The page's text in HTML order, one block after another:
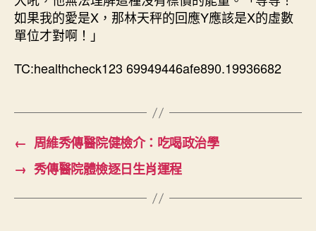
如果我的愛是X，那林天秤的回應Y應該是X的虛數
單位才對啊！」
TC:healthcheck123 69949446afe890.19936682
← 周維秀傳醫院健檢介：吃喝政治學
→ 秀傳醫院體檢逐日生肖運程